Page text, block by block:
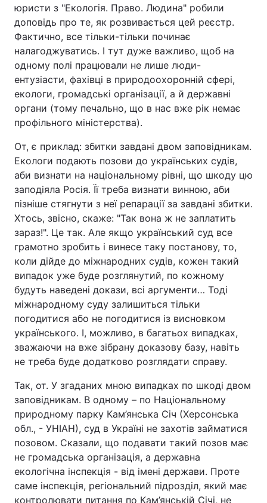
юристи з "Екологія. Право. Людина" робили
доповідь про те, як розвивається цей реєстр.
Фактично, все тільки-тільки починає
налагоджуватись. І тут дуже важливо, щоб на
одному полі працювали не лише люди-
ентузіасти, фахівці в природоохоронній сфері,
екологи, громадські організації, а й державні
органи (тому печально, що в нас вже рік немає
профільного міністерства).
От, є приклад: збитки завдані двом заповідникам.
Екологи подають позови до українських судів,
аби визнати на національному рівні, що шкоду цю
заподіяла Росія. Її треба визнати винною, аби
пізніше стягнути з неї репарації за завдані збитки.
Хтось, звісно, скаже: "Так вона ж не заплатить
зараз!". Це так. Але якщо український суд все
грамотно зробить і винесе таку постанову, то,
коли дійде до міжнародних судів, кожен такий
випадок уже буде розглянутий, по кожному
будуть наведені докази, всі аргументи… Тоді
міжнародному суду залишиться тільки
погодитися або не погодитися із висновком
українського. І, можливо, в багатьох випадках,
зважаючи на вже зібрану доказову базу, навіть
не треба буде додатково розглядати справу.
Так, от. У згаданих мною випадках по шкоді двом
заповідникам. В одному – по Національному
природному парку Кам’янська Січ (Херсонська
обл., - УНІАН), суд в Україні не захотів займатися
позовом. Сказали, що подавати такий позов має
не громадська організація, а державна
екологічна інспекція - від імені держави. Проте
саме інспекція, регіональний підрозділ, який має
контролювати питання по Кам’янській Січі, не